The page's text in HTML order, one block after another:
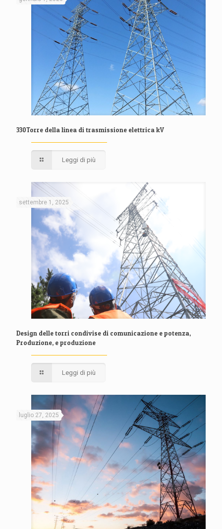
330Torre della linea di trasmissione elettrica kV
Leggi di più
settembre 1, 2025
Design delle torri condivise di comunicazione e potenza,
Produzione, e produzione
Leggi di più
luglio 27, 2025